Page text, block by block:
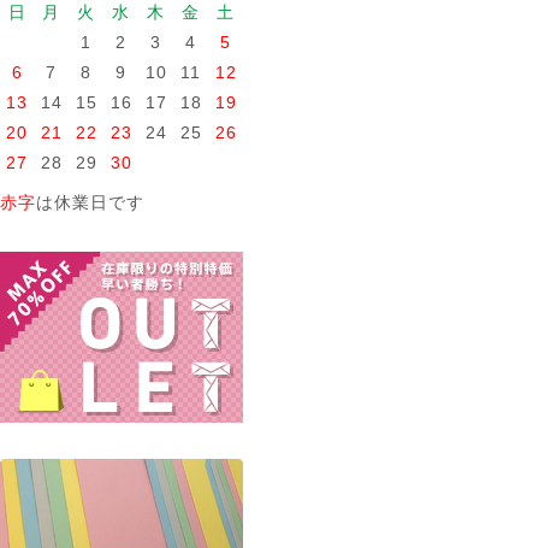
日 月 火 水 木 金
土
1
2 3 4
5
6
7 8 9 10 11
12
13
14 15 16 17 18
19
20
21 22 23 24 25
26
27
28 29 30
赤字は休業日です